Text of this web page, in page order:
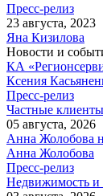
Пресс-релиз
23 августа, 2023
Яна Кизилова
Новости и
КА
Ксения
Пресс-релиз
Частные клиенты
05 августа, 2026
Анна Жолобова
Анна Жолобова
Пресс-релиз
Недвижимость и